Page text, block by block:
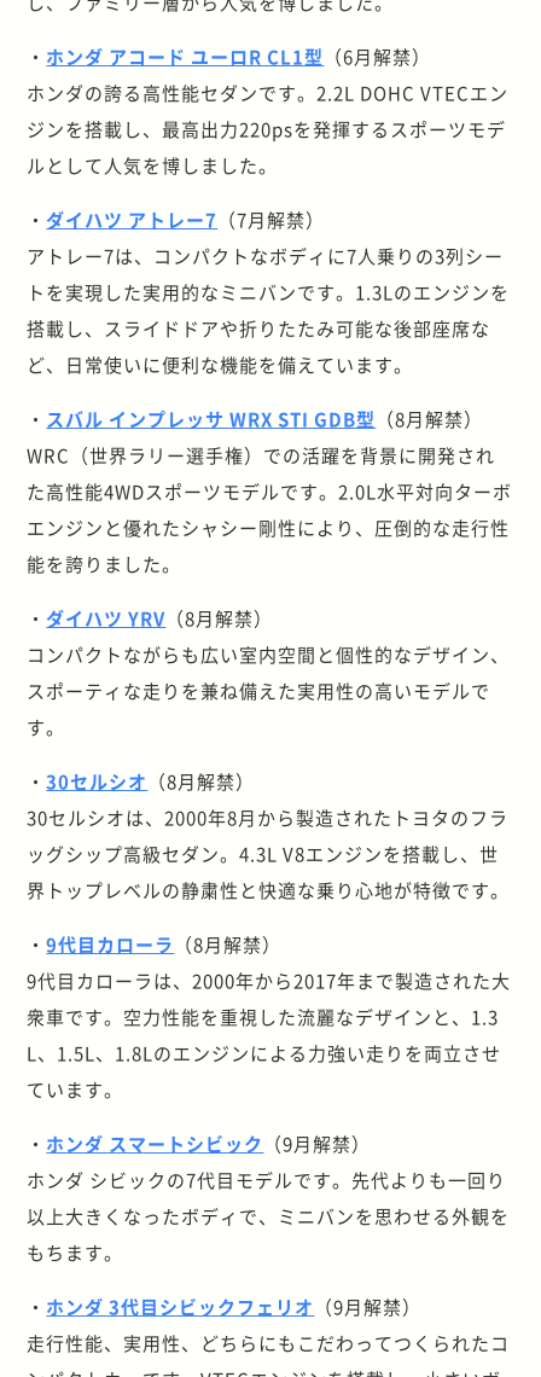
・ ホンダ アコード ユーロR CL1型 （6月解禁）
ホンダの誇る高性能セダンです。2.2L DOHC VTECエン
ジンを搭載し、最高出力220psを発揮するスポーツモデ
ルとして人気を博しました。
・ダイハツ アトレー7 （7月解禁）
アトレー7は、コンパクトなボディに7人乗りの3列シー
トを実現した実用的なミニバンです。1.3Lのエンジンを
搭載し、スライドドアや折りたたみ可能な後部座席な
ど、日常使いに便利な機能を備えています。
・ スバル インプレッサ WRX STI GDB型 （8月解禁）
WRC（世界ラリー選手権）での活躍を背景に開発され
た高性能4WDスポーツモデルです。2.0L水平対向ターボ
エンジンと優れたシャシー剛性により、圧倒的な走行性
能を誇りました。
・ダイハツ YRV （8月解禁）
コンパクトながらも広い室内空間と個性的なデザイン、
スポーティな走りを兼ね備えた実用性の高いモデルで
す。
・30セルシオ （8月解禁）
30セルシオは、2000年8月から製造されたトヨタのフラ
ッグシップ高級セダン。4.3L V8エンジンを搭載し、世
界トップレベルの静粛性と快適な乗り心地が特徴です。
・9代目カローラ （8月解禁）
9代目カローラは、2000年から2017年まで製造された大
衆車です。空力性能を重視した流麗なデザインと、1.3
L、1.5L、1.8Lのエンジンによる力強い走りを両立させ
ています。
・ ホンダ スマートシビック （9月解禁）
ホンダ シビックの7代目モデルです。先代よりも一回り
以上大きくなったボディで、ミニバンを思わせる外観を
もちます。
・ ホンダ 3代目シビックフェリオ （9月解禁）
走行性能、実用性、どちらにもこだわってつくられたコ